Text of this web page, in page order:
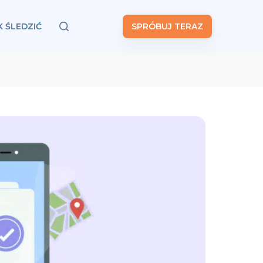
ŚLEDZIĆ SPRÓBUJ TERAZ